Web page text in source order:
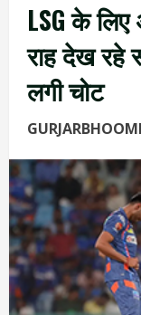
LSG के लिए
राह देख रहे
लगी चोट
GURJARBHOOMI